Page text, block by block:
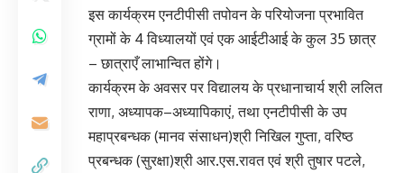
इस कार्यक्रम एनटीपीसी तपोवन के परियोजना प्रभावित
ग्रामों के 4 विध्यालयों एवं एक आईटीआई के कुल 35 छात्र
– छात्राएँ लाभान्वित होंगे।
कार्यक्रम के अवसर पर विद्यालय के प्रधानाचार्य श्री ललित
राणा, अध्यापक–अध्यापिकाएं, तथा एनटीपीसी के उप
महाप्रबन्धक (मानव संसाधन)श्री निखिल गुप्ता, वरिष्ठ
प्रबन्धक (सुरक्षा)श्री आर.एस.रावत एवं श्री तुषार पटले,